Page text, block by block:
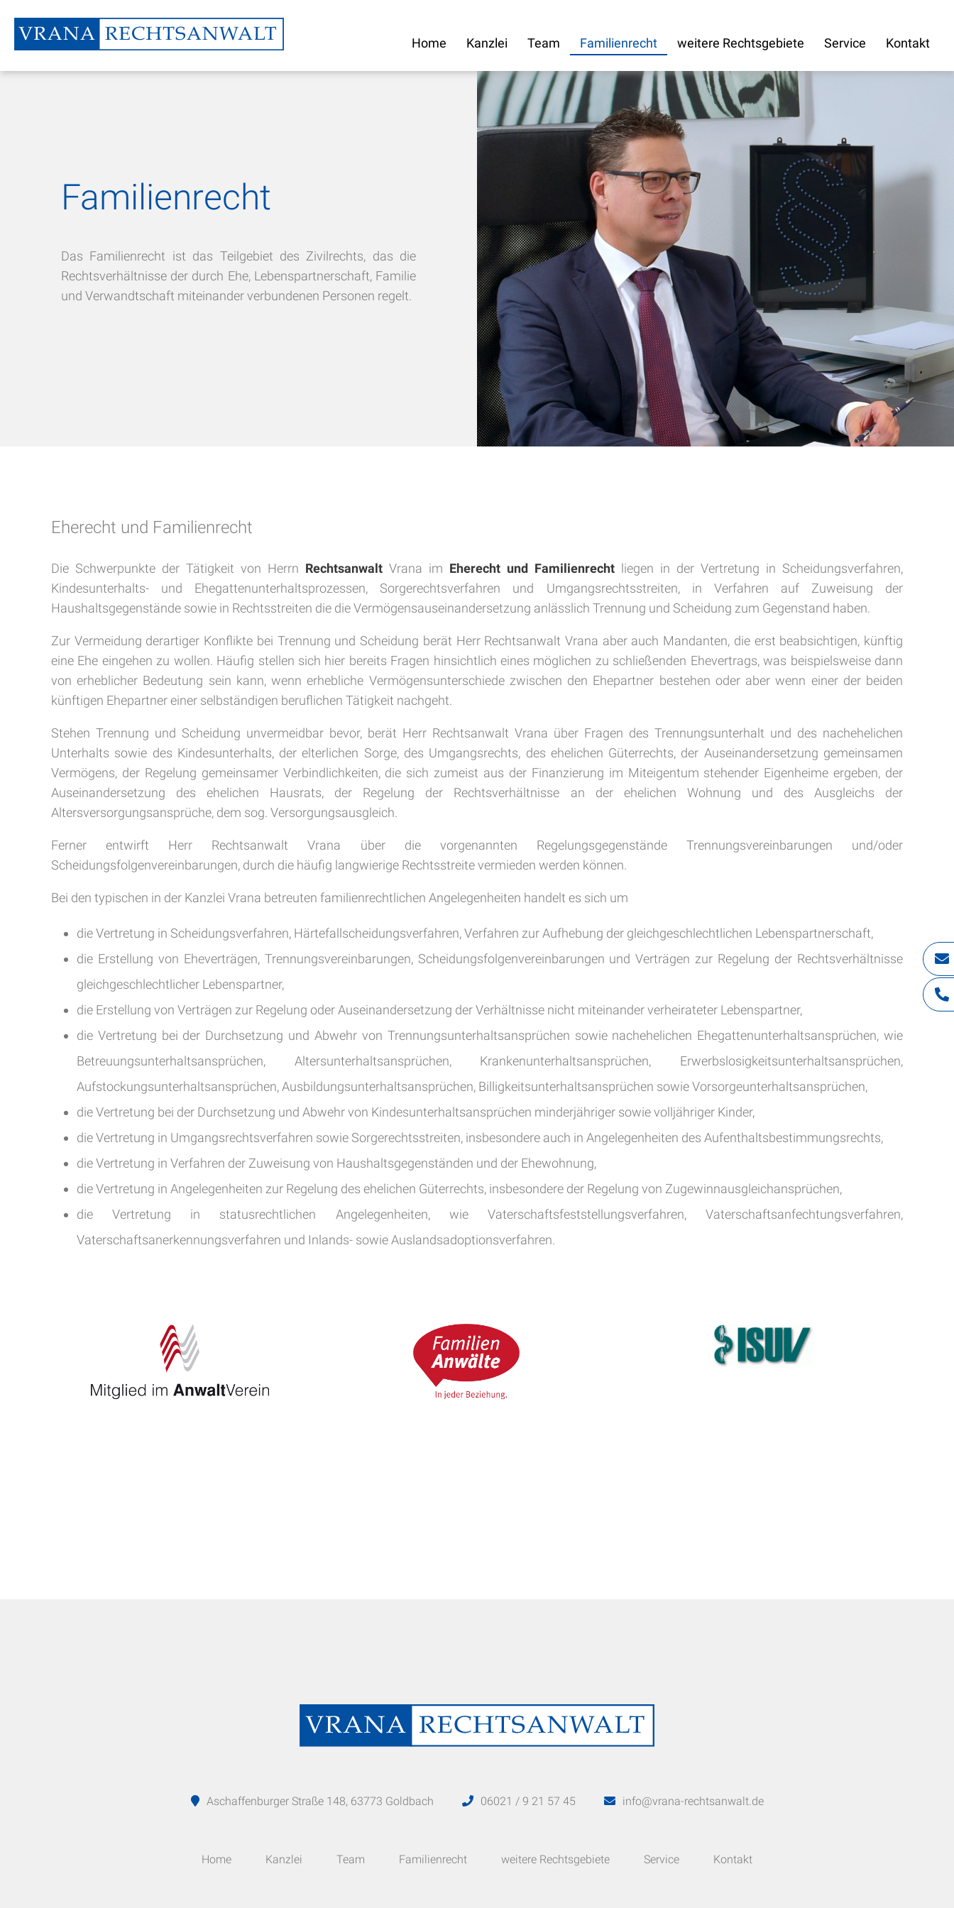
Home Kanzlei Team Familienrecht weitere Rechtsgebiete Service Kontakt
Familienrecht
Das Familienrecht ist das Teilgebiet des Zivilrechts, das die
Rechtsverhältnisse der durch Ehe, Lebenspartnerschaft, Familie
und Verwandtschaft miteinander verbundenen Personen regelt.
Eherecht und Familienrecht
Die Schwerpunkte der Tätigkeit von Herrn Rechtsanwalt Vrana im Eherecht und Familienrecht liegen in der Vertretung in Scheidungsverfahren,
Kindesunterhalts- und Ehegattenunterhaltsprozessen, Sorgerechtsverfahren und Umgangsrechtsstreiten, in Verfahren auf Zuweisung der
Haushaltsgegenstände sowie in Rechtsstreiten die die Vermögensauseinandersetzung anlässlich Trennung und Scheidung zum Gegenstand haben.
Zur Vermeidung derartiger Konflikte bei Trennung und Scheidung berät Herr Rechtsanwalt Vrana aber auch Mandanten, die erst beabsichtigen, künftig
eine Ehe eingehen zu wollen. Häufig stellen sich hier bereits Fragen hinsichtlich eines möglichen zu schließenden Ehevertrags, was beispielsweise dann
von erheblicher Bedeutung sein kann, wenn erhebliche Vermögensunterschiede zwischen den Ehepartner bestehen oder aber wenn einer der beiden
künftigen Ehepartner einer selbständigen beruflichen Tätigkeit nachgeht.
Stehen Trennung und Scheidung unvermeidbar bevor, berät Herr Rechtsanwalt Vrana über Fragen des Trennungsunterhalt und des nachehelichen
Unterhalts sowie des Kindesunterhalts, der elterlichen Sorge, des Umgangsrechts, des ehelichen Güterrechts, der Auseinandersetzung gemeinsamen
Vermögens, der Regelung gemeinsamer Verbindlichkeiten, die sich zumeist aus der Finanzierung im Miteigentum stehender Eigenheime ergeben, der
Auseinandersetzung des ehelichen Hausrats, der Regelung der Rechtsverhältnisse an der ehelichen Wohnung und des Ausgleichs der
Altersversorgungsansprüche, dem sog. Versorgungsausgleich.
Ferner entwirft Herr Rechtsanwalt Vrana über die vorgenannten Regelungsgegenstände Trennungsvereinbarungen und/oder
Scheidungsfolgenvereinbarungen, durch die häufig langwierige Rechtsstreite vermieden werden können.
Bei den typischen in der Kanzlei Vrana betreuten familienrechtlichen Angelegenheiten handelt es sich um
die Vertretung in Scheidungsverfahren, Härtefallscheidungsverfahren, Verfahren zur Aufhebung der gleichgeschlechtlichen Lebenspartnerschaft,
die Erstellung von Eheverträgen, Trennungsvereinbarungen, Scheidungsfolgenvereinbarungen und Verträgen zur Regelung der Rechtsverhältnisse
gleichgeschlechtlicher Lebenspartner,
die Erstellung von Verträgen zur Regelung oder Auseinandersetzung der Verhältnisse nicht miteinander verheirateter Lebenspartner,
die Vertretung bei der Durchsetzung und Abwehr von Trennungsunterhaltsansprüchen sowie nachehelichen Ehegattenunterhaltsansprüchen, wie
Betreuungsunterhaltsansprüchen, Altersunterhaltsansprüchen, Krankenunterhaltsansprüchen, Erwerbslosigkeitsunterhaltsansprüchen,
Aufstockungsunterhaltsansprüchen, Ausbildungsunterhaltsansprüchen, Billigkeitsunterhaltsansprüchen sowie Vorsorgeunterhaltsansprüchen,
die Vertretung bei der Durchsetzung und Abwehr von Kindesunterhaltsansprüchen minderjähriger sowie volljähriger Kinder,
die Vertretung in Umgangsrechtsverfahren sowie Sorgerechtsstreiten, insbesondere auch in Angelegenheiten des Aufenthaltsbestimmungsrechts,
die Vertretung in Verfahren der Zuweisung von Haushaltsgegenständen und der Ehewohnung,
die Vertretung in Angelegenheiten zur Regelung des ehelichen Güterrechts, insbesondere der Regelung von Zugewinnausgleichansprüchen,
die Vertretung in statusrechtlichen Angelegenheiten, wie Vaterschaftsfeststellungsverfahren, Vaterschaftsanfechtungsverfahren,
Vaterschaftsanerkennungsverfahren und Inlands- sowie Auslandsadoptionsverfahren.
Aschaffenburger Straße 148, 63773 Goldbach 06021 / 9 21 57 45 info@vrana-rechtsanwalt.de
Home Kanzlei Team Familienrecht weitere Rechtsgebiete Service Kontakt